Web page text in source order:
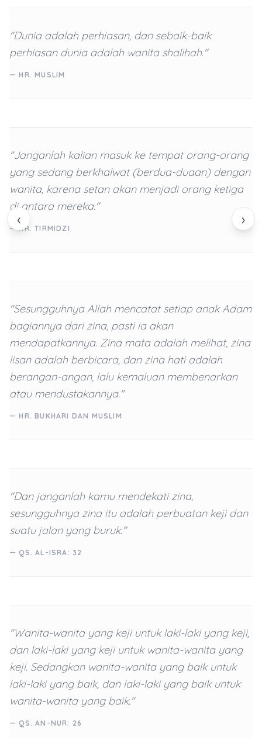
‹ ›
"Dunia adalah perhiasan, dan sebaik-baik
perhiasan dunia adalah wanita shalihah."
— HR. MUSLIM
"Janganlah kalian masuk ke tempat orang-orang
yang sedang berkhalwat (berdua-duaan) dengan
wanita, karena setan akan menjadi orang ketiga
di antara mereka."
— HR. TIRMIDZI
"Sesungguhnya Allah mencatat setiap anak Adam
bagiannya dari zina, pasti ia akan
mendapatkannya. Zina mata adalah melihat, zina
lisan adalah berbicara, dan zina hati adalah
berangan-angan, lalu kemaluan membenarkan
atau mendustakannya."
— HR. BUKHARI DAN MUSLIM
"Dan janganlah kamu mendekati zina,
sesungguhnya zina itu adalah perbuatan keji dan
suatu jalan yang buruk."
— QS. AL-ISRA: 32
"Wanita-wanita yang keji untuk laki-laki yang keji,
dan laki-laki yang keji untuk wanita-wanita yang
keji. Sedangkan wanita-wanita yang baik untuk
laki-laki yang baik, dan laki-laki yang baik untuk
wanita-wanita yang baik."
— QS. AN-NUR: 26